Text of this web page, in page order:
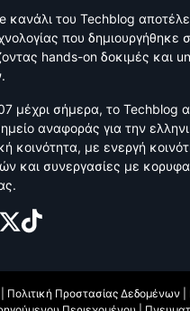
κανάλι του Techblog
που δημιουργήθηκε
hands-on δοκιμές και
μέχρι σήμερα, το Techblog
αναφοράς για την
κοινότητα, με ενεργή
και συνεργασίες με
Πολιτική Προστασίας Δεδομένων